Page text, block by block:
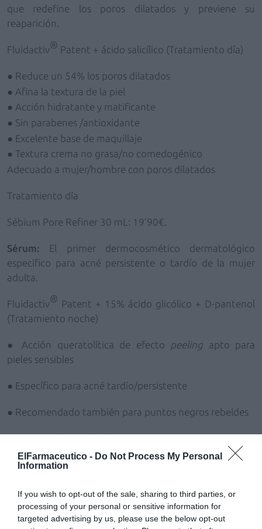
ElFarmaceutico - Do Not Process My Personal
Information
If you wish to opt-out of the sale, sharing to third parties, or
processing of your personal or sensitive information for
targeted advertising by us, please use the below opt-out
que redefine los poros dilatados y previene su
reaparición.
Fluidactiv® Patent + ácido salicílico (Tratamiento día)
● Reduce un 54% los poros dilatados
● Afina la textura de la piel
● Acción hidratante y matificante
● Sin parabenes /antioxidante
● Excelente base de maquillaje
● Textura crema no grasa/no comedogénico
Adecuado a mujer/hombre con poros dilatados
Tratamiento día
Sébium Pore Refiner 30 mL: 19’90€.
Sérum: El primer dermocosmético dermatológico
específico para acné persistente o tardío de la mujer
adulta.
Fluidactiv® Patent + 15% ácido glicólico + D-pantenol
(Tratamiento noche)
● Acción queratolítica de efecto peeling apto para
pieles sensibles
● Específico para acné tardío/persistente
● Recomendado también para puntos negros rebeldes
● Previene la comedogénesis
● Sin parabenes
● Textura gel de fácil aplicación
Sébium Sérum 40 mL: 19,90€.